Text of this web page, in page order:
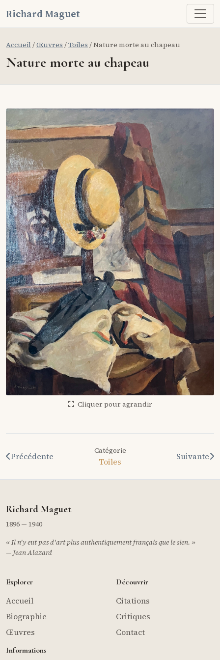
Richard Maguet
Accueil/Œuvres /Toiles / Nature morte au chapeau
Nature morte au chapeau
Cliquer pour agrandir
Précédente
Catégorie
Toiles Suivante
Richard Maguet
1896 — 1940
« Il n'y eut pas d'art plus authentiquement français que le sien. »
— Jean Alazard
Explorer
Accueil
Biographie
Œuvres
Découvrir
Citations
Critiques
Contact
Informations